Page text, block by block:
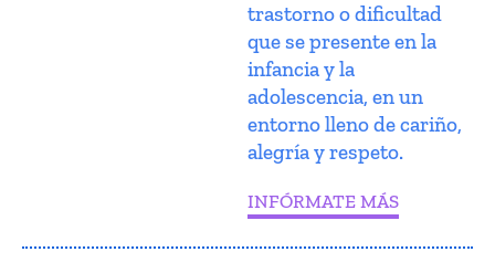
trastorno o dificultad
que se presente en la
infancia y la
adolescencia, en un
entorno lleno de cariño,
alegría y respeto.
INFÓRMATE MÁS